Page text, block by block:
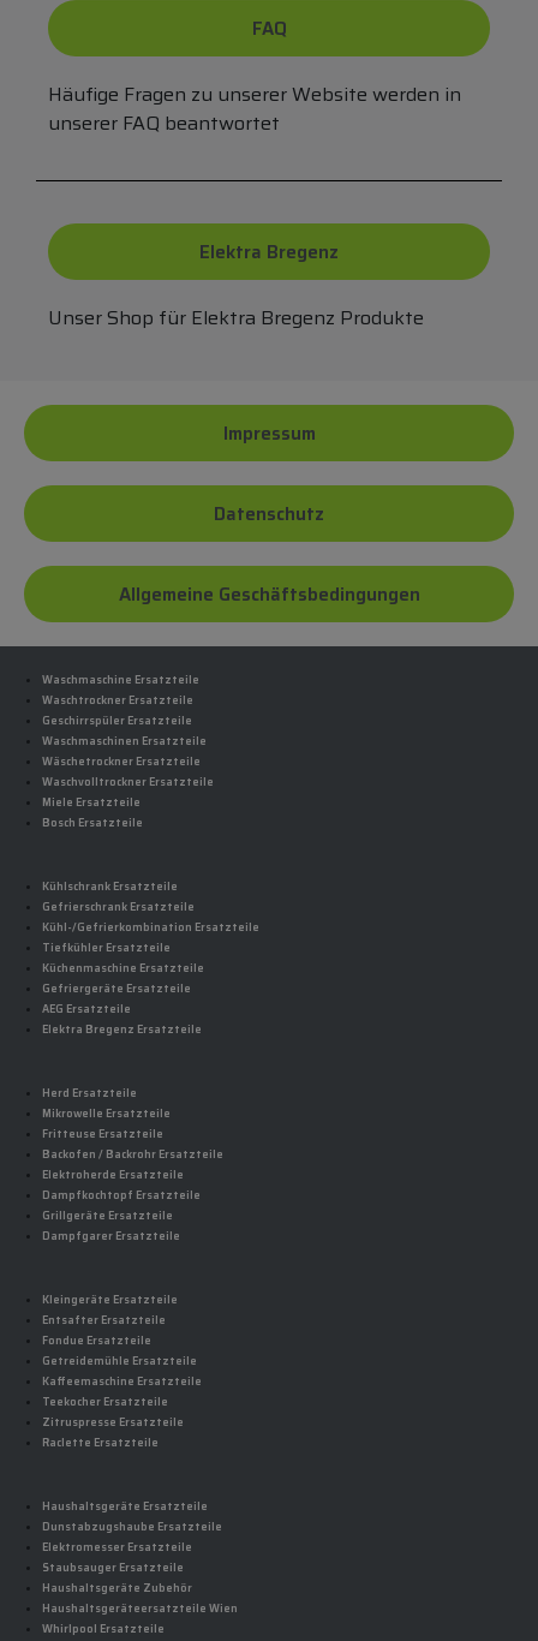
FAQ
Häufige Fragen zu unserer Website werden in
unserer FAQ beantwortet
Elektra Bregenz
Unser Shop für Elektra Bregenz Produkte
Impressum
Datenschutz
Allgemeine Geschäftsbedingungen
Waschmaschine Ersatzteile
Waschtrockner Ersatzteile
Geschirrspüler Ersatzteile
Waschmaschinen Ersatzteile
Wäschetrockner Ersatzteile
Waschvolltrockner Ersatzteile
Miele Ersatzteile
Bosch Ersatzteile
Kühlschrank Ersatzteile
Gefrierschrank Ersatzteile
Kühl-/Gefrierkombination Ersatzteile
Tiefkühler Ersatzteile
Küchenmaschine Ersatzteile
Gefriergeräte Ersatzteile
AEG Ersatzteile
Elektra Bregenz Ersatzteile
Herd Ersatzteile
Mikrowelle Ersatzteile
Fritteuse Ersatzteile
Backofen / Backrohr Ersatzteile
Elektroherde Ersatzteile
Dampfkochtopf Ersatzteile
Grillgeräte Ersatzteile
Dampfgarer Ersatzteile
Kleingeräte Ersatzteile
Entsafter Ersatzteile
Fondue Ersatzteile
Getreidemühle Ersatzteile
Kaffeemaschine Ersatzteile
Teekocher Ersatzteile
Zitruspresse Ersatzteile
Raclette Ersatzteile
Haushaltsgeräte Ersatzteile
Dunstabzugshaube Ersatzteile
Elektromesser Ersatzteile
Staubsauger Ersatzteile
Haushaltsgeräte Zubehör
Haushaltsgeräteersatzteile Wien
Whirlpool Ersatzteile